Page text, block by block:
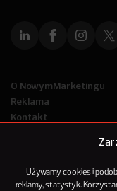
Używamy cookies i
reklamy, statystyk.
O NowymMarketingu
Reklama
Kontakt